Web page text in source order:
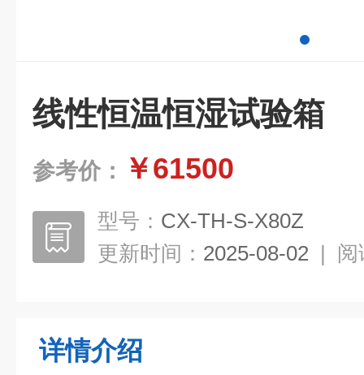
线性恒温恒湿试验箱
参考价： ￥61500
型号： CX-TH-S-X80Z
更新时间： 2025-08-02 | 阅
详情介绍